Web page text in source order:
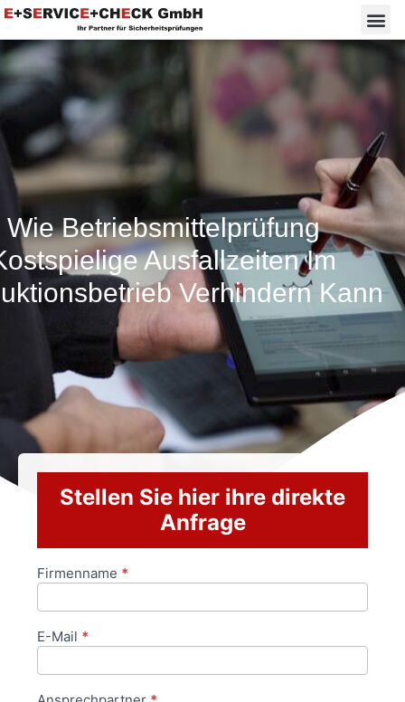
Wie Betriebsmittelprüfung
Ausfallzeiten Im
Verhindern Kann
Stellen Sie hier ihre direkte
Anfrage
Anfrageformular
Firmenname *
E-Mail *